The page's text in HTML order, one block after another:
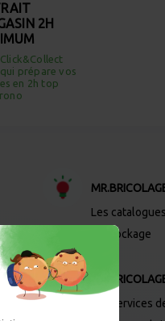
2H
prépare vos
en 2h top
Les
Destockage
Les services